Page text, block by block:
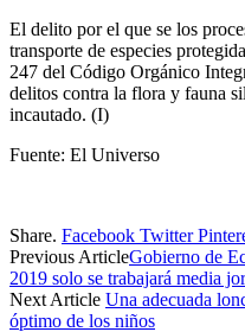
El delito por el que se los
transporte de especies
247 del Código Orgánico
delitos contra la flora y fauna
incautado. (I)
Fuente: El Universo
Share. Facebook Twitter
Previous ArticleGobierno de
2019 solo se trabajará media
Next Article Una adecuada
óptimo de los niños